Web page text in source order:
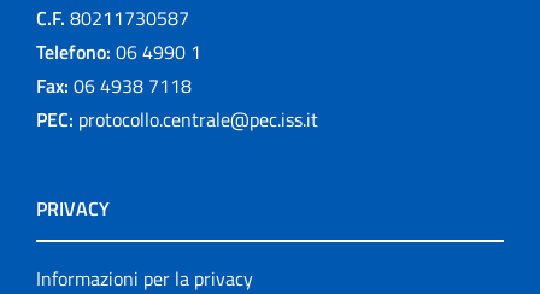
C.F. 80211730587
Telefono: 06 4990 1
Fax: 06 4938 7118
PEC: protocollo.centrale@pec.iss.it
PRIVACY
Informazioni per la privacy